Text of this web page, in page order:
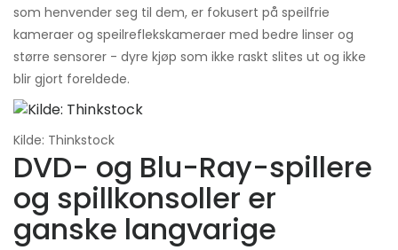
som henvender seg til dem, er fokusert på speilfrie
kameraer og speilreflekskameraer med bedre linser og
større sensorer - dyre kjøp som ikke raskt slites ut og ikke
blir gjort foreldede.
Kilde: Thinkstock
DVD- og Blu-Ray-spillere
og spillkonsoller er
ganske langvarige